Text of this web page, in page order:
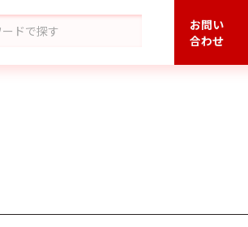
お問い
合わせ